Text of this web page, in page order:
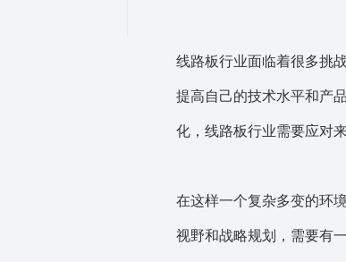
线路板行业面临着很多挑
提高自己的技术水平和产
化，线路板行业需要应对
在这样一个复杂多变的环
视野和战略规划，需要有